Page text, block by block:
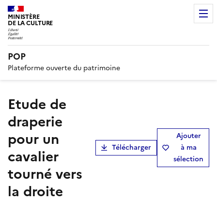
MINISTÈRE
DE LA CULTURE
POP
Plateforme ouverte du patrimoine
Etude de
draperie
pour un
cavalier
tourné vers
la droite
Télécharger
Ajouter
à ma
sélection